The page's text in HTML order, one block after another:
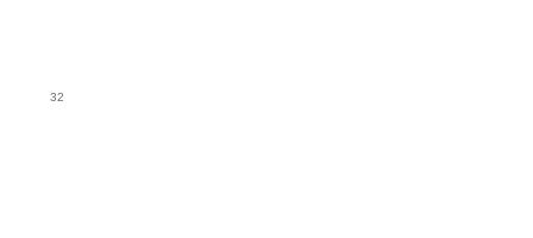
32